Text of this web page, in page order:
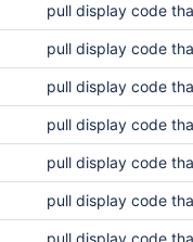
pull display code
pull display code
pull display code
pull display code
pull display code
pull display code
pull display code